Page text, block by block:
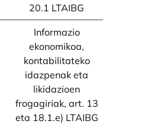
20.1 LTAIBG
Informazio
ekonomikoa,
kontabilitateko
idazpenak eta
likidazioen
frogagiriak, art. 13
eta 18.1.e) LTAIBG